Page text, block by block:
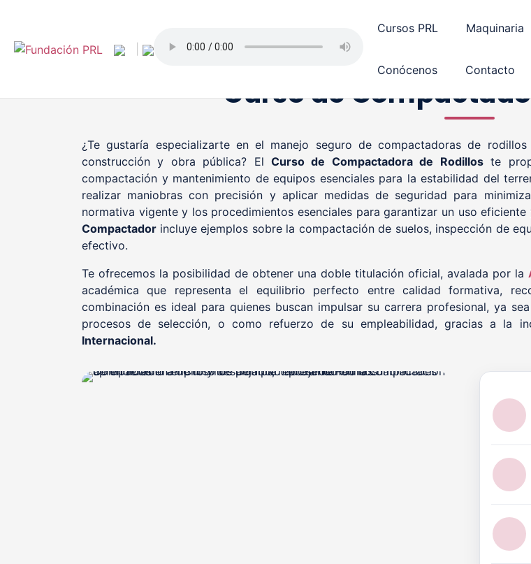
contenido
Cursos PRL Maquinaria
Conócenos Contacto
Curso de
¿Te gustaría especializarte en el manejo seguro de compactadoras de
construcción y obra pública? ElCurso de Compactadora de Rodilloste
compactación y mantenimiento de equipos esenciales para la estabilidad del
realizar maniobras con precisión y aplicar medidas de seguridad para
normativa vigente y los procedimientos esenciales para garantizar un uso
Compactador incluye ejemplos sobre la compactación de suelos, inspección de
efectivo.
Te ofrecemos la posibilidad de obtener una doble titulación oficial, avalada por la
académica que representa el equilibrio perfecto entre calidad formativa,
combinación es ideal para quienes buscan impulsar su carrera profesional, ya
procesos de selección, o como refuerzo de su empleabilidad, gracias a la
Internacional.